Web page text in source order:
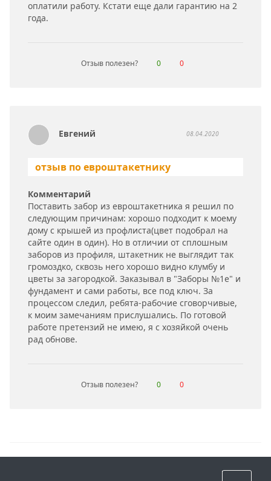
оплатили работу. Кстати еще дали гарантию на 2
года.
Отзыв полезен? 0 0
Евгений 08.04.2020
отзыв по евроштакетнику
Комментарий
Поставить забор из евроштакетника я решил по
следующим причинам: хорошо подходит к моему
дому с крышей из профлиста(цвет подобрал на
сайте один в один). Но в отличии от сплошным
заборов из профиля, штакетник не выглядит так
громоздко, сквозь него хорошо видно клумбу и
цветы за загородкой. Заказывал в "Заборы №1е" и
фундамент и сами работы, все под ключ. За
процессом следил, ребята-рабочие сговорчивые,
к моим замечаниям прислушались. По готовой
работе претензий не имею, я с хозяйкой очень
рад обнове.
Отзыв полезен? 0 0